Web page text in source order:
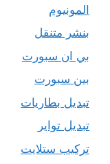
المونيوم
بنشر متنقل
بي ان سبورت
بين سبورت
تبديل بطاريات
تبديل تواير
تركيب ستلايت